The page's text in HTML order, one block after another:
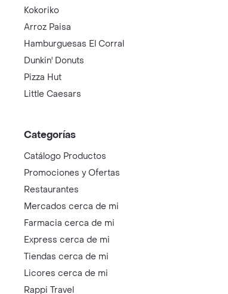
Kokoriko
Arroz Paisa
Hamburguesas El Corral
Dunkin' Donuts
Pizza Hut
Little Caesars
Categorías
Catálogo Productos
Promociones y Ofertas
Restaurantes
Mercados cerca de mi
Farmacia cerca de mi
Express cerca de mi
Tiendas cerca de mi
Licores cerca de mi
Rappi Travel